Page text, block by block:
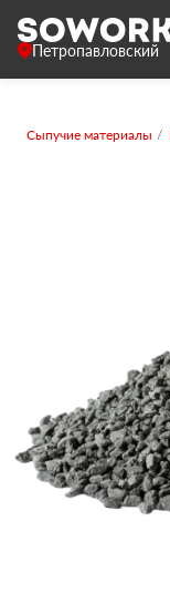
Петропавловский
Сыпучие материалы